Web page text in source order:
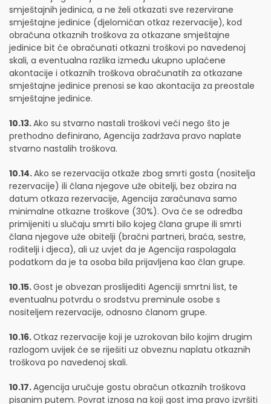
smještajnih jedinica, a ne želi otkazati sve rezervirane
smještajne jedinice (djelomičan otkaz rezervacije), kod
obračuna otkaznih troškova za otkazane smještajne
jedinice bit će obračunati otkazni troškovi po navedenoj
skali, a eventualna razlika između ukupno uplaćene
akontacije i otkaznih troškova obračunatih za otkazane
smještajne jedinice prenosi se kao akontacija za preostale
smještajne jedinice.
10.13.Ako su stvarno nastali troškovi veći nego što je
prethodno definirano, Agencija zadržava pravo naplate
stvarno nastalih troškova.
10.14.Ako se rezervacija otkaže zbog smrti gosta (nositelja
rezervacije) ili člana njegove uže obitelji, bez obzira na
datum otkaza rezervacije, Agencija zaračunava samo
minimalne otkazne troškove (30%). Ova će se odredba
primijeniti u slučaju smrti bilo kojeg člana grupe ili smrti
člana njegove uže obitelji (bračni partneri, braća, sestre,
roditelji i djeca), ali uz uvjet da je Agencija raspolagala
podatkom da je ta osoba bila prijavljena kao član grupe.
10.15.Gost je obvezan proslijediti Agenciji smrtni list, te
eventualnu potvrdu o srodstvu preminule osobe s
nositeljem rezervacije, odnosno članom grupe.
10.16.Otkaz rezervacije koji je uzrokovan bilo kojim drugim
razlogom uvijek će se riješiti uz obveznu naplatu otkaznih
troškova po navedenoj skali.
10.17.Agencija uručuje gostu obračun otkaznih troškova
pisanim putem. Povrat iznosa na koji gost ima pravo izvršiti